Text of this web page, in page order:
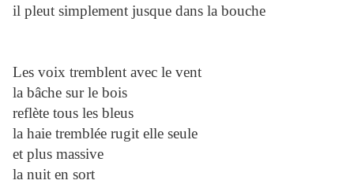
il pleut simplement jusque dans la bouche
Les voix tremblent avec le vent
la bâche sur le bois
reflète tous les bleus
la haie tremblée rugit elle seule
et plus massive
la nuit en sort